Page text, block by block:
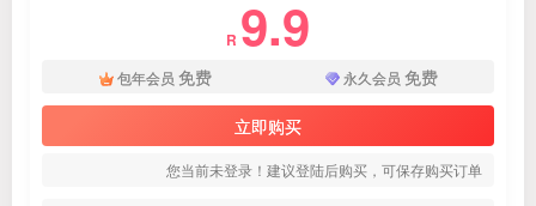
R 9.9
包年会员 免费 永久会员 免费
立即购买
您当前未登录！建议登陆后购买，可保存购买订单